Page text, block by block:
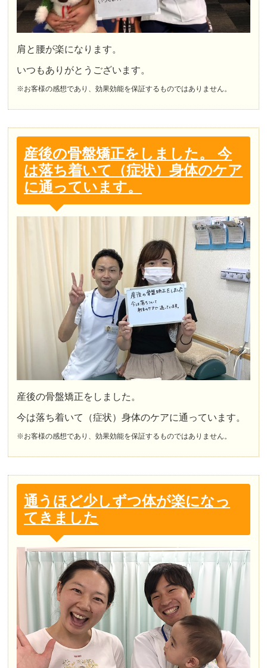
肩と腰が楽になります。
いつもありがとうございます。
※お客様の感想であり、効果効能を保証するものではありません。
産後の骨盤矯正をしました。 今
は落ち着いて（症状）身体のケア
に通っています。
産後の骨盤矯正をしました。
今は落ち着いて（症状）身体のケアに通っています。
※お客様の感想であり、効果効能を保証するものではありません。
通うほど少しずつ体が楽になっ
てきました